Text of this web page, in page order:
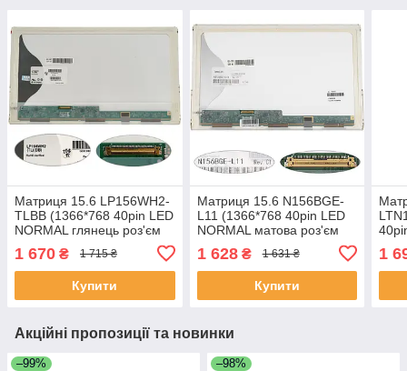
Матриця 15.6 LP156WH2-
TLBB (1366*768 40pin LED
NORMAL глянець роз'єм
ноутбука (renew)
1 670 ₴ 1 715 ₴
Купити
Матриця 15.6 N156BGE-
L11 (1366*768 40pin LED
NORMAL матова роз'єм
ноутбука (renew)
1 628₴ 1 631 ₴
Купити
1
Акційні пропозиції та новинки
–99% –98%